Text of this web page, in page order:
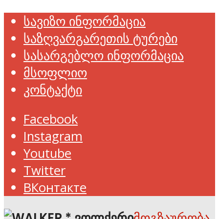
სავიზო ინფორმაცია
საზღვარგარეთის ტურები
სასარგებლო ინფორმაცია
მსოფლიო
კონტაქტი
Facebook
Instagram
Youtube
Twitter
ВКонтакте